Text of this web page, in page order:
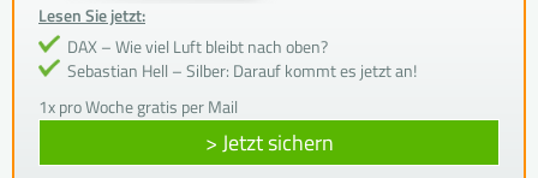
Lesen Sie jetzt:
DAX – Wie viel Luft bleibt nach oben?
Sebastian Hell – Silber: Darauf kommt es jetzt an!
1x pro Woche gratis per Mail
> Jetzt sichern